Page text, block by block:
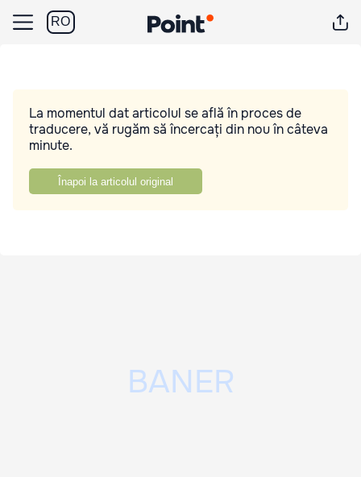
RO
La momentul dat articolul se află în proces de
traducere, vă rugăm să încercați din nou în câteva
minute.
Înapoi la articolul original